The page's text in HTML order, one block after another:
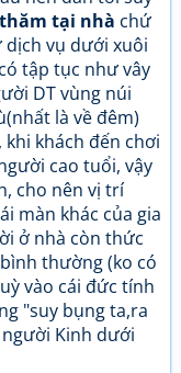
tại nhà chứ
dịch vụ dưới xuôi
tập tục như vây
DT vùng núi
là về đêm)
khách đến chơi
cao tuổi, vậy
cho nên vị trí
màn khác của gia
ở nhà còn thức
thường (ko có
vào cái đức tính
"suy bụng ta,ra
Kinh dưới